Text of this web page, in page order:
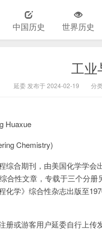
中国历史 世界历史
工业
延委 发布于 2024-02-19 分
Huaxue
Chemistry)
综合期刊，由美国化学学
合性文章，专载于三个分
化学》综合性杂志出版至
册或游客用户延委自行上传